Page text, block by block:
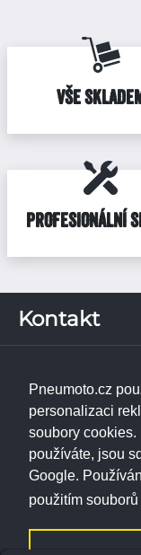
Pneumoto.cz
personalizaci
soubory cookies.
používáte, jsou
Google.
použitím
VŠE
PROFESIONÁLNÍ
Kontakt
373 67Borek u
IČ: 02531348
DIČ: CZ02531348
Tel.:+420 774
Praha
Janpet -
Libušská 230/74
142 00 Praha 4 -
ukázat na mapě
Tel.:+420 773 471
Servis a odběrné
České
RKN, s.r.o. -
Pražská 287
373 67 Borek u
Servis a odběrné
Říčany
AUTO-MOTO
Říčanská 592